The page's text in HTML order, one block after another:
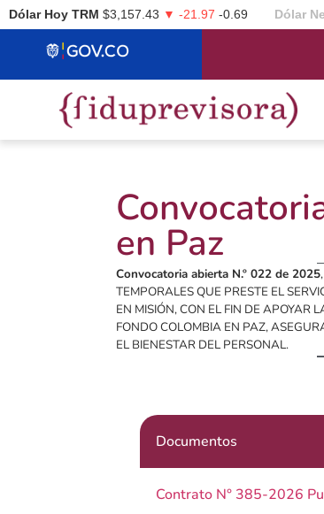
Dólar Hoy TRM $3,157.43 ▼ -21.97 -0.69 Dólar
en Paz
Convocatoria abierta N.º 022 de 2025
TEMPORALES QUE PRESTE EL
EN MISIÓN, CON EL FIN DE APOYAR
FONDO COLOMBIA EN PAZ,
EL BIENESTAR DEL PERSONAL.
Documentos
Contrato N° 385-2026